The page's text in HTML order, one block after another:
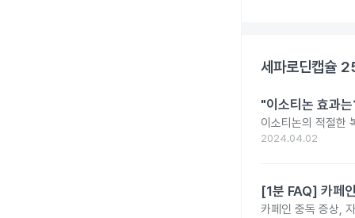
세파로딘캡슐
"이소티논 효과
이소티논의 적절한
2024.04.02
[1분 FAQ] 카페
카페인 중독 증상,